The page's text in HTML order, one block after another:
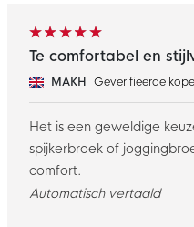
Te comfortabel en
MAKH Geverifieerde
Het is een geweldige
spijkerbroek of
comfort.
Automatisch vertaald